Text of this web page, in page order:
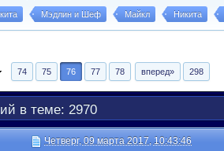
Мэдлин и Шеф Майкл Никита
74 75 76 77 78 вперед» 298
в теме: 2970
Четверг, 09 марта 2017, 10:43:46